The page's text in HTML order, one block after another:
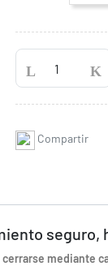
Compartir
mediante